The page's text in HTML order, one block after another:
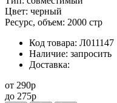
Цвет: черный
Ресурс, объем: 2000 стр
Код товара: Л011147
Наличие: запросить
Доставка:
от 290p
до 275p